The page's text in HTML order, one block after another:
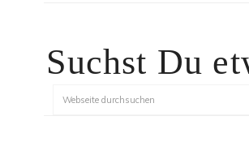
Suchst Du